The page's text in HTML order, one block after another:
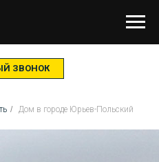
ЗВОНОК
/ Дом в городе Юрьев-Польский